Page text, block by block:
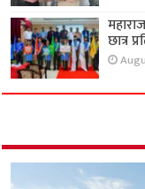
छात्र